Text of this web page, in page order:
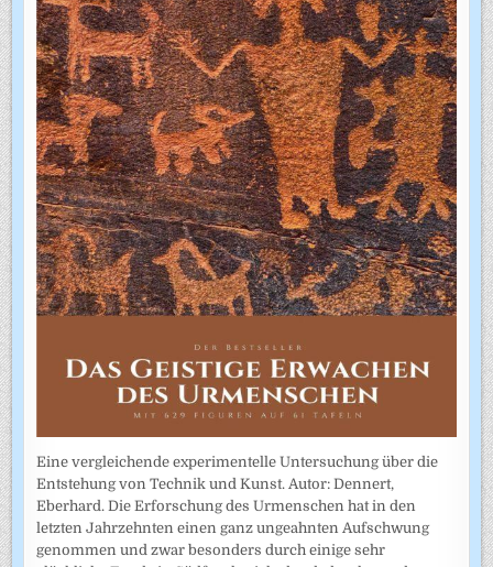
Eine vergleichende experimentelle Untersuchung über die
Entstehung von Technik und Kunst. Autor: Dennert,
Eberhard. Die Erforschung des Urmenschen hat in den
letzten Jahrzehnten einen ganz ungeahnten Aufschwung
genommen und zwar besonders durch einige sehr